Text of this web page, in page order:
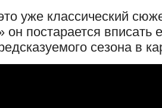
уже классический
он постарается вписать
сезона в